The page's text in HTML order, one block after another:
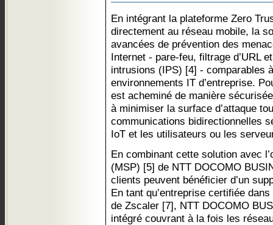
En intégrant la plateforme Zero
directement au réseau mobile, la
avancées de prévention des
Internet - pare-feu, filtrage d’URL
intrusions (IPS) [4] - comparables
environnements IT d’entreprise.
est acheminé de manière
à minimiser la surface d’attaque
communications bidirectionnelles
IoT et les utilisateurs ou les
En combinant cette solution avec
(MSP) [5] de NTT DOCOMO
clients peuvent bénéficier d’un
En tant qu’entreprise certifiée
de Zscaler [7], NTT DOCOMO
intégré couvrant à la fois les